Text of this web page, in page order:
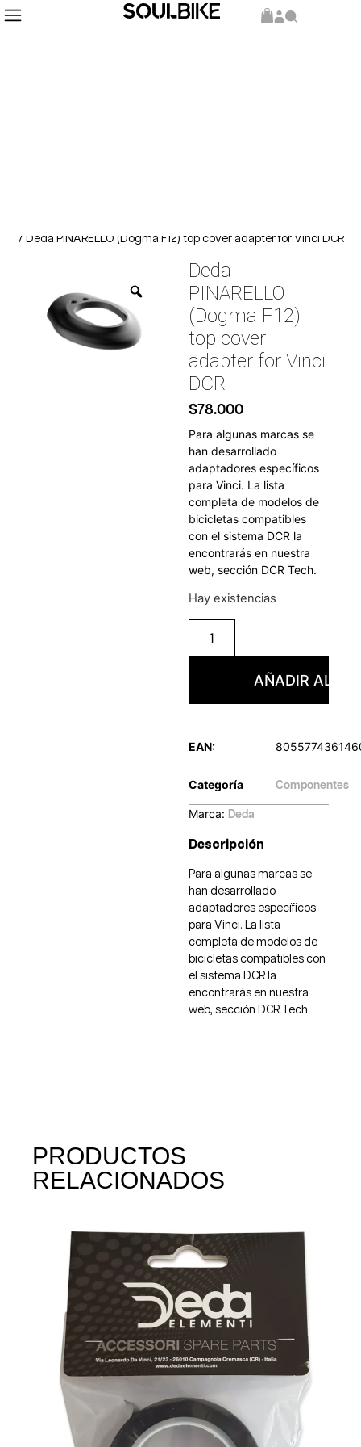
/ Deda PINARELLO (Dogma F12) top cover adapter for Vinci DCR
Deda
PINARELLO
(Dogma F12)
top cover
adapter for Vinci
DCR
$78.000
Para algunas marcas se
han desarrollado
adaptadores específicos
para Vinci. La lista
completa de modelos de
bicicletas compatibles
con el sistema DCR la
encontrarás en nuestra
web, sección DCR Tech.
Hay existencias
AÑADIR AL
EAN:
Categoría Componentes
Marca: Deda
Descripción
Para algunas marcas se
han desarrollado
adaptadores específicos
para Vinci. La lista
completa de modelos de
bicicletas compatibles con
el sistema DCR la
encontrarás en nuestra
web, sección DCR Tech.
PRODUCTOS
RELACIONADOS